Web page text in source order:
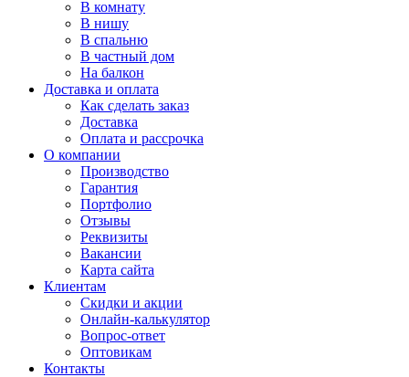
В комнату
В нишу
В спальню
В частный дом
На балкон
Доставка и оплата
Как сделать заказ
Доставка
Оплата и рассрочка
О компании
Производство
Гарантия
Портфолио
Отзывы
Реквизиты
Вакансии
Карта сайта
Клиентам
Скидки и акции
Онлайн-калькулятор
Вопрос-ответ
Оптовикам
Контакты